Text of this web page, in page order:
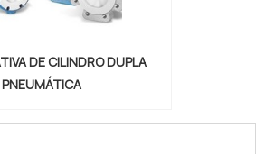
DE CILINDRO DUPLA